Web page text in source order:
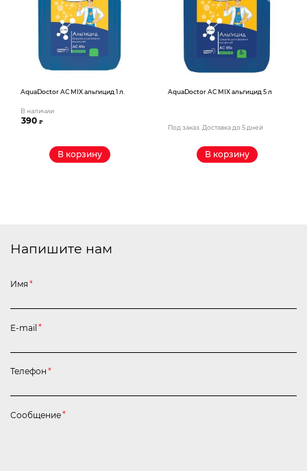
AquaDoctor AС MIX альгицид 1 л.
В наличии
390₽
В корзину
AquaDoctor AС MIX альгицид 5 л
Под заказ. Доставка до 5 дней
В корзину
Напишите нам
Имя *
E-mail *
Телефон *
Сообщение*